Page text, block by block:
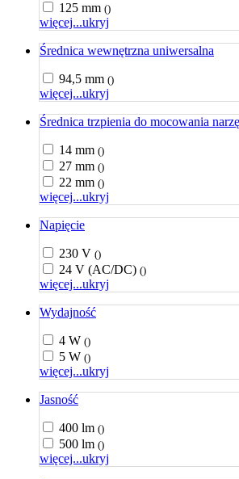
125 mm ()
więcej...ukryj
Średnica wewnętrzna uniwersalna
94,5 mm ()
więcej...ukryj
Średnica trzpienia do mocowania
14 mm ()
27 mm ()
22 mm ()
więcej...ukryj
Napięcie
230 V ()
24 V (AC/DC) ()
więcej...ukryj
Wydajność
4 W ()
5 W ()
więcej...ukryj
Jasność
400 lm ()
500 lm ()
więcej...ukryj